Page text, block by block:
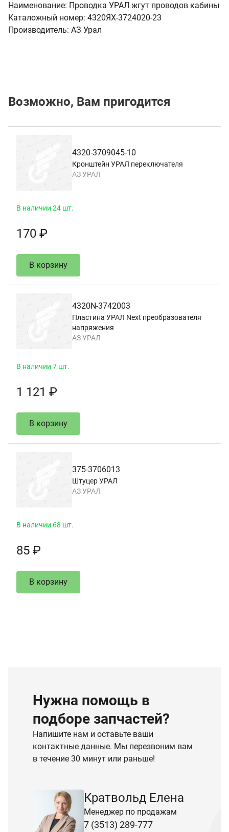
Наименование: Проводка УРАЛ жгут проводов кабины
Каталожный номер: 4320ЯХ-3724020-23
Производитель: АЗ Урал
Возможно, Вам пригодится
4320-3709045-10
Кронштейн УРАЛ переключателя
АЗ УРАЛ
В наличии 24 шт.
170 ₽
В корзину
4320N-3742003
Пластина УРАЛ Next преобразователя
напряжения
АЗ УРАЛ
В наличии 7 шт.
1 121 ₽
В корзину
375-3706013
Штуцер УРАЛ
АЗ УРАЛ
В наличии 68 шт.
85 ₽
В корзину
Нужна помощь в
подборе запчастей?
Напишите нам и оставьте ваши
контактные данные. Мы перезвоним вам
в течение 30 минут или раньше!
Кратвольд Елена
Менеджер по продажам
7 (3513) 289-777